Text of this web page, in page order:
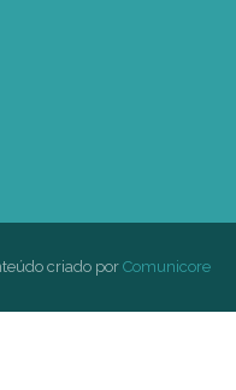
criado por Comunicore